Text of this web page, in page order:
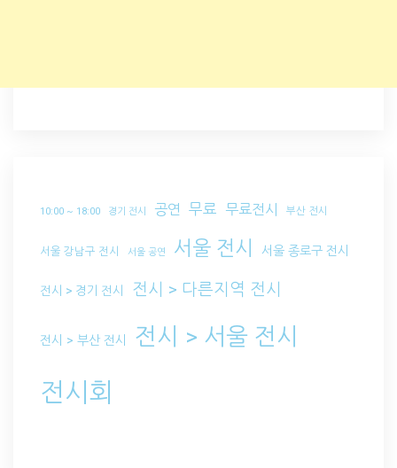
10:00 ~ 18:00 경기 전시 공연 무료 무료전시 부산 전시
서울 강남구 전시 서울 공연 서울 전시 서울 종로구 전시
전시 > 경기 전시 전시 > 다른지역 전시
전시 > 부산 전시 전시 > 서울 전시
전시회